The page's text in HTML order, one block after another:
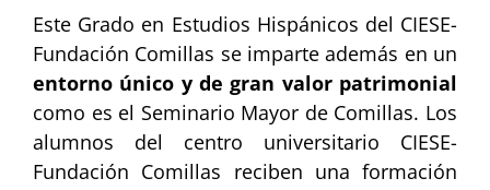
Este Grado en Estudios Hispánicos del CIESE-
Fundación Comillas se imparte además en un
entorno único y de gran valor patrimonial
como es el Seminario Mayor de Comillas. Los
alumnos del centro universitario CIESE-
Fundación Comillas reciben una formación